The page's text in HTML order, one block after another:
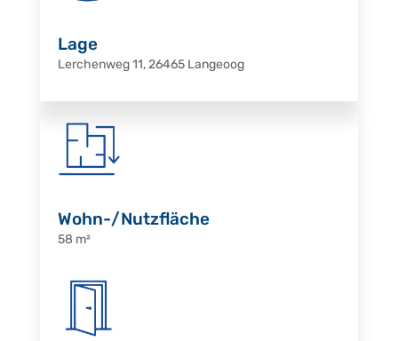
Lage
Lerchenweg 11, 26465 Langeoog
Wohn-/Nutzfläche
58 m²